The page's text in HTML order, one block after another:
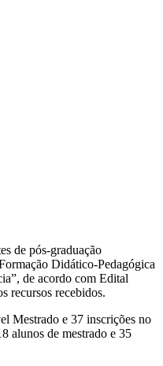
de pós-graduação
Didático-Pedagógica
de acordo com Edital
recursos recebidos.
Mestrado e 37 inscrições no
alunos de mestrado e 35